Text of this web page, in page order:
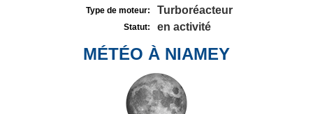
Type de moteur: Turboréacteur
Statut: en activité
MÉTÉO À NIAMEY